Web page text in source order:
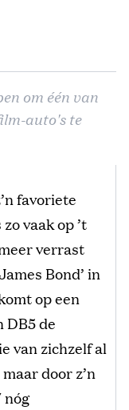
om één van
auto's te
favoriete
vaak op ’t
verrast
Bond’ in
op een
de
van zichzelf al
door z’n
nóg